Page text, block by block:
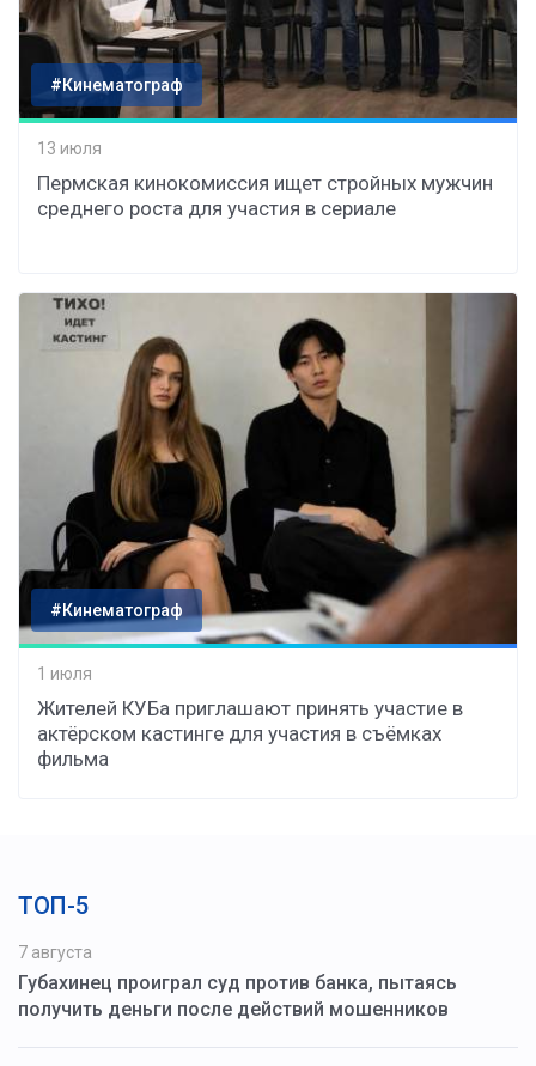
#Кинематограф
13 июля
Пермская кинокомиссия ищет стройных мужчин
среднего роста для участия в сериале
#Кинематограф
1 июля
Жителей КУБа приглашают принять участие в
актёрском кастинге для участия в съёмках
фильма
ТОП-5
7 августа
Губахинец проиграл суд против банка, пытаясь
получить деньги после действий мошенников